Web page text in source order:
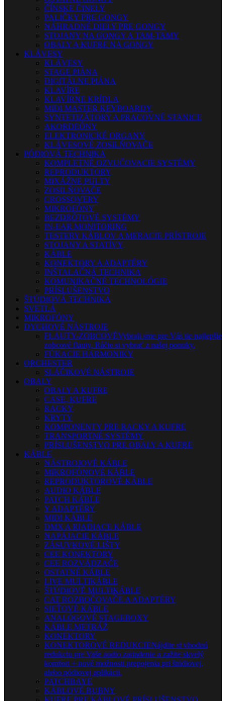
ČÍNSKE ČINELY
PALIČKY PRE GONGY
NÁHRADNÉ DIELY PRE GONGY
STOJANY NA GONGY A TAM-TAMY
OBALY A KUFRE NA GONGY
KLÁVESY
KLÁVESY
STAGE PIÁNA
DIGITÁLNE PIÁNA
KLAVÍRE
KLAVÍRNE KRÍDLA
MIDI MASTER KEYBOARDY
SYNTETIZÁTORY A PRACOVNÉ STANICE
AKORDEÓNY
ELEKTRONICKÉ ORGANY
KLÁVESOVÉ ZOSILŇOVAČE
PÓDIOVÁ TECHNIKA
KOMPLETNÉ OZVUČOVACIE SYSTÉMY
REPRODUKTORY
MIXÁŽNE PULTY
ZOSILŇOVAČE
CROSSOVERY
MIKROFÓNY
BEZDRÔTOVÉ SYSTÉMY
IN-EAR MONITORING
TESTERY KÁBLOV A MERACIE PRÍSTROJE
STOJANY A STATÍVY
KÁBLE
KONEKTORY A ADAPTÉRY
INŠTALAČNÁ TECHNIKA
KOMUNIKAČNÉ TECHNOLÓGIE
PRÍSLUŠENSTVO
ŠTÚDIOVÁ TECHNIKA
SVETLÁ
MIKROFÓNY
DYCHOVÉ NÁSTROJE
FLAUTY-ZOBCOVÉVybrali sme pre Vás tie najlepšie
zobcové flauty. Ráčte si vybrať z našej ponuky.
FÚKACIE HARMONIKY
ORCHESTER
SLÁČIKOVÉ NÁSTROJE
OBALY
OBALY A KUFRE
CASE, KUFRE
RACKY
KRYTY
KOMPONENTY PRE RACKY A KUFRE
TRANSPORTNÉ SYSTÉMY
PRÍSLUŠENSTVO PRE OBALY A KUFRE
KÁBLE
NÁSTROJOVÉ KÁBLE
MIKROFÓNOVÉ KÁBLE
REPRODUKTOROVÉ KÁBLE
AUDIO KÁBLE
PATCH KÁBLE
Y ADAPTÉRY
MIDI KÁBLE
DMX A RIADIACE KÁBLE
NAPÁJACIE KÁBLE
ZÁSUVKOVÉ LIŠTY
CEE KONEKTORY
CEE ROZVÁDZAČE
OSTATNÉ KÁBLE
LIVE MULTIKÁBLE
ŠTÚDIOVÉ MULTIKÁBLE
CAT ROZBOČOVAČE A ADAPTÉRY
SIEŤOVÉ KÁBLE
ANALÓGOVÉ STAGEBOXY
KÁBLE METRÁŽ
KONEKTORY
KONEKTOROVÉ REDUKCIENájdite si vhodnú
redukciu pre Vaše audio zariadenie a zažite skvelý
komfort + nové možnosti prepojenia pri štúdiovej,
alebo pódiovej aplikácii.
PATCHBAYE
KÁBLOVÉ BUBNY